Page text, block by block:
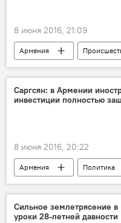
8 июня 2016, 21:09
Армения
Саргсян: в Армении
инвестиции полностью
8 июня 2016, 20:22
Армения Политика
Сильное землетрясение в
уроки 28-летней давности